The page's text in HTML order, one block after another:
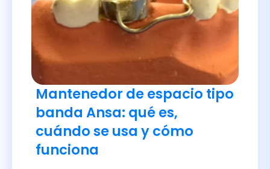
Mantenedor de espacio tipo
banda Ansa: qué es,
cuándo se usa y cómo
funciona